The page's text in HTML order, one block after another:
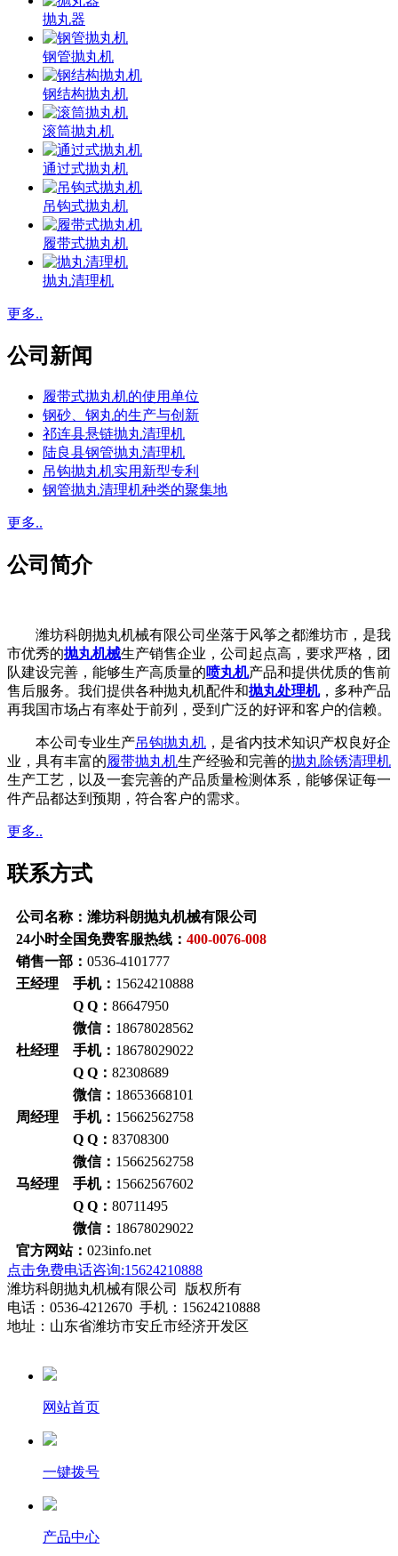
抛丸器
钢管抛丸机
钢结构抛丸机
滚筒抛丸机
通过式抛丸机
吊钩式抛丸机
履带式抛丸机
抛丸清理机
更多..
公司新闻
履带式抛丸机的使用单位
钢砂、钢丸的生产与创新
祁连县悬链抛丸清理机
陆良县钢管抛丸清理机
吊钩抛丸机实用新型专利
钢管抛丸清理机种类的聚集地
更多..
公司简介
潍坊科朗抛丸机械有限公司坐落于风筝之都潍坊市，是我
市优秀的抛丸机械生产销售企业，公司起点高，要求严格，团
队建设完善，能够生产高质量的喷丸机产品和提供优质的售前
售后服务。我们提供各种抛丸机配件和抛丸处理机，多种产品
再我国市场占有率处于前列，受到广泛的好评和客户的信赖。
本公司专业生产吊钩抛丸机 ，是省内技术知识产权良好企
业，具有丰富的履带抛丸机生产经验和完善的抛丸除锈清理机
生产工艺，以及一套完善的产品质量检测体系，能够保证每一
件产品都达到预期，符合客户的需求。
更多..
联系方式
公司名称：潍坊科朗抛丸机械有限公司
24小时全国免费客服热线： 400-0076-008
销售一部： 0536-4101777
王经理 手机： 15624210888
Q Q： 86647950
微信： 18678028562
杜经理 手机： 18678029022
Q Q： 82308689
微信： 18653668101
周经理 手机： 15662562758
Q Q： 83708300
微信： 15662562758
马经理 手机： 15662567602
Q Q： 80711495
微信： 18678029022
官方网站： 023info.net
点击免费电话咨询:15624210888
潍坊科朗抛丸机械有限公司 版权所有
电话：0536-4212670 手机：15624210888
地址：山东省潍坊市安丘市经济开发区
网站首页
一键拨号
产品中心